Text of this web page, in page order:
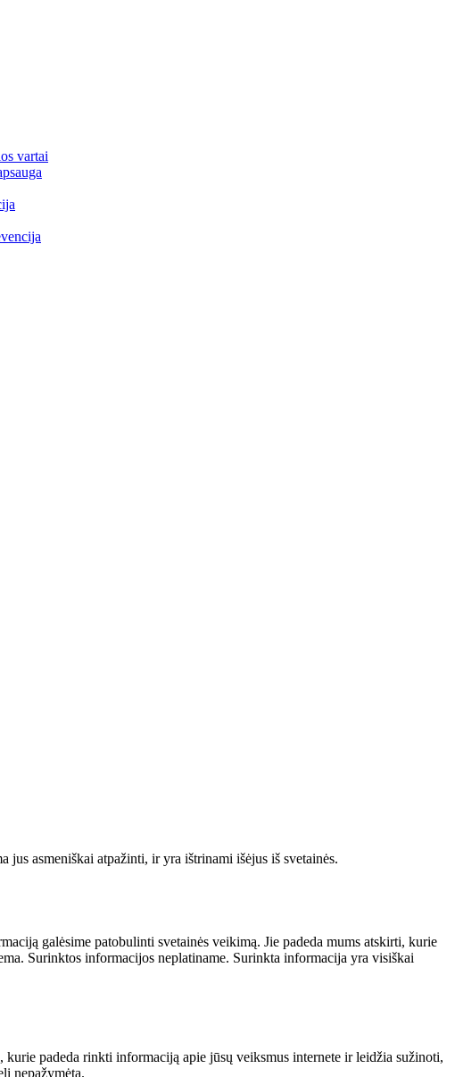
vartai
asmeniškai atpažinti, ir yra ištrinami išėjus iš svetainės.
galėsime patobulinti svetainės veikimą. Jie padeda mums atskirti, kurie
Surinktos informacijos neplatiname. Surinkta informacija yra visiškai
padeda rinkti informaciją apie jūsų veiksmus internete ir leidžia sužinoti,
nepažymėtą.